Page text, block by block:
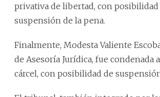
privativa de libertad, con posibilidad
suspensión de la pena.
Finalmente, Modesta Valiente
de Asesoría Jurídica, fue condenada
cárcel, con posibilidad de